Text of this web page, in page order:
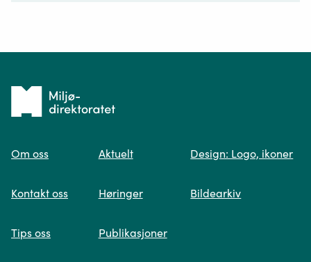
søk og viser deg vår mest relevante
Tilbake
forsiden
Om oss
Kontakt oss
Tips oss
Aktuelt
Høringer
Publikasjoner
Design: Logo, ikoner
Bildearkiv